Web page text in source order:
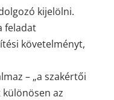
kijelölni.
feladat
követelményt,
– „a szakértői
az